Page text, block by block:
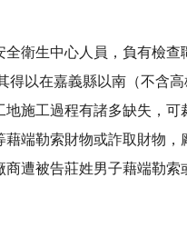
衛生中心人員，負有檢
得以在嘉義縣以南（不含
施工過程有諸多缺失，
端勒索財物或詐取財物
遭被告莊姓男子藉端勒